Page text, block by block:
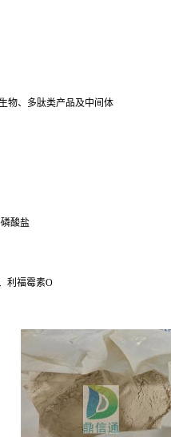
物、多肽类产品及中间体
酸盐
利福霉素O